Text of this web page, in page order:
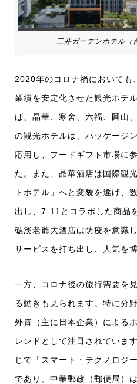
三井ガーデンホテル（
2020年のコロナ禍においても
業績を安定化させた観光ホテ
ば、晶華、寒舍、六福、圓山
の観光ホテルは、パッケージ
応用し、フードギフト市場に
た。また、晶華酒店は国際観
トホテル」へと変貌を遂げ、
出し、7-11とコラボした商品
礁溪老爺大酒店は防疫を意識
サービスを打ち出し、人気を
一方、コロナ後の旅行需要を
る動きも見られます。特に分
外資（主に日本企業）による
レンドとして注目されていま
じて「スマート・テクノロジ
であり、中華郵政（郵便局）